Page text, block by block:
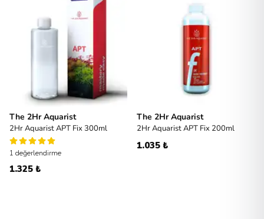
The 2Hr Aquarist
2Hr Aquarist APT Fix 300ml
1 değerlendirme
1.325 ₺
The 2Hr Aquarist
2Hr Aquarist APT Fix 200ml
1.035 ₺